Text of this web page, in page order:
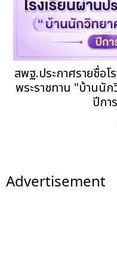
สพฐ.ประกาศรายชื่อโ
พระราชทาน "บ้านนัก
ปีกา
Advertisement